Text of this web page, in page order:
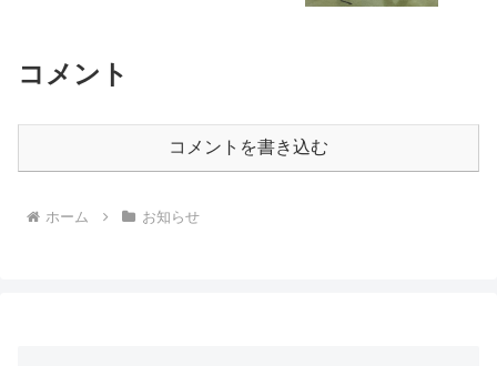
コメント
コメントを書き込む
ホーム お知らせ